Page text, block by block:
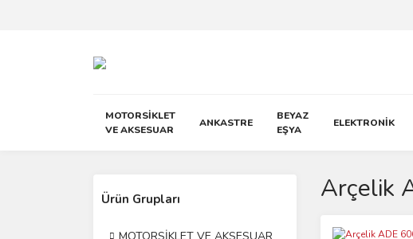
MOTORSİKLET
VE AKSESUAR
ANKASTRE
BEYAZ
EŞYA
ELEKTRONİK
Ürün Grupları Arçelik